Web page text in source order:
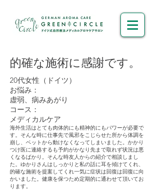
的確な施術に感謝です。
20代女性（ドイツ）
お悩み：
虚弱、病みあがり
コース：
メディカルケア
海外生活はとても肉体的にも精神的にもパワーが必要で
す。そんな時に仕事先で風邪をこじらせた所から体調を
崩し、ベットから動けなくなってしまいました。かかり
つけ医に連絡するも予約がかなり先まで取れず状況は悪
くなるばかり。そんな時友人からの紹介で相談しまし
た。ゆかりさんはしっかりと私の話に耳を傾けてくれ、
的確な施術を提案してくれ一気に症状は回復は回復に向
かいました。健康を保つため定期的に通わせて頂いてお
ります。